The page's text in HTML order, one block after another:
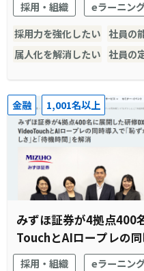
採用・組織
eラーニン
採用力を強化したい 社員の
属人化を解消したい 社員の
金融 1,001名以上
みずほ証券が4拠点400
TouchとAIロープレの
「待機時間」を解消
採用・組織
eラーニン